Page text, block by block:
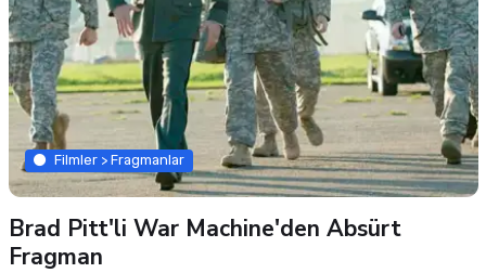
Filmler > Fragmanlar
Brad Pitt'li War Machine'den Absürt
Fragman